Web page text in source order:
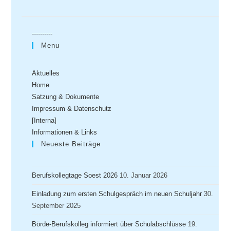
----------
Menu
Aktuelles
Home
Satzung & Dokumente
Impressum & Datenschutz
[Interna]
Informationen & Links
Neueste Beiträge
Berufskollegtage Soest 2026 10. Januar 2026
Einladung zum ersten Schulgespräch im neuen Schuljahr 30.
September 2025
Börde-Berufskolleg informiert über Schulabschlüsse 19.